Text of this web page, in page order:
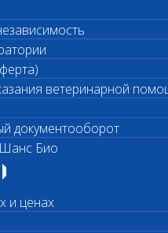
ветеринарной
документооборот
Био
и ценах